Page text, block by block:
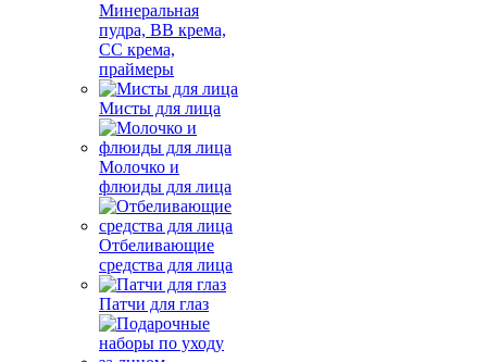
Минеральная
пудра, BB крема,
СС крема,
праймеры
Мисты для лица
Молочко и
флюиды для лица
Отбеливающие
средства для лица
Патчи для глаз